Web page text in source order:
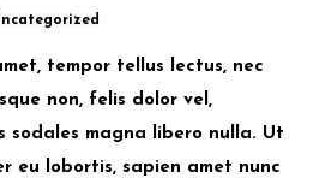
tempor tellus lectus, nec
non, felis dolor vel,
sodales magna libero nulla. Ut
eu lobortis, sapien amet nunc